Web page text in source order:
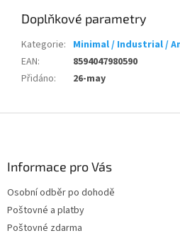
Doplňkové parametry
Kategorie: Minimal / Industrial /
EAN:
8594047980590
Přidáno: 26-may
Informace pro Vás
Osobní odběr po dohodě
Poštovné a platby
Poštovné zdarma